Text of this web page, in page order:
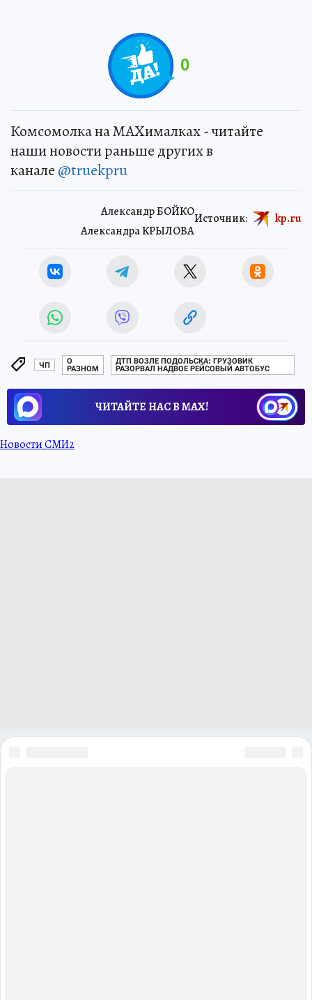
0
Комсомолка на MAXималках - читайте
наши новости раньше других в
канале @truekpru
Александр БОЙКО
Александра КРЫЛОВА
Источник: kp.ru
ЧП
О
РАЗНОМ
ДТП ВОЗЛЕ ПОДОЛЬСКА: ГРУЗОВИК
РАЗОРВАЛ НАДВОЕ РЕЙСОВЫЙ АВТОБУС
ЧИТАЙТЕ НАС В МАХ!
Новости СМИ2